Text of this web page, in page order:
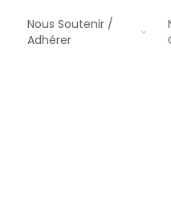
Nous Soutenir /
Adhérer